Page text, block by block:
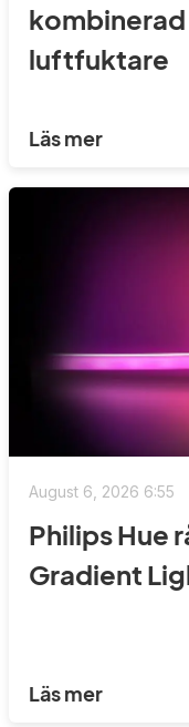
luftfuktare
Läs mer
August 6, 2026 6:55
Philips Hue
Gradient
Läs mer